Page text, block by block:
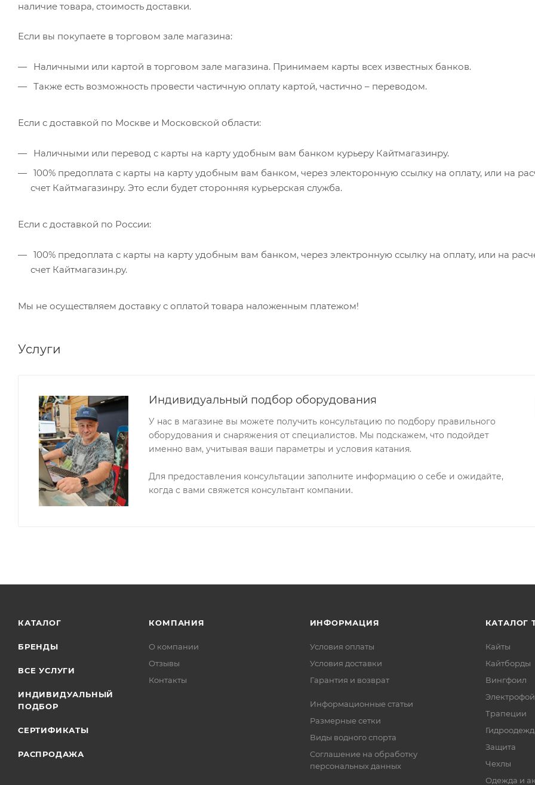
наличие товара, стоимость доставки.
Если вы покупаете в торговом зале магазина:
Наличными или картой в торговом зале магазина. Принимаем карты всех известных банков.
Также есть возможность провести частичную оплату картой, частично – переводом.
Если с доставкой по Москве и Московской области:
Наличными или перевод с карты на карту удобным вам банком курьеру Кайтмагазинру.
100% предоплата с карты на карту удобным вам банком, через электоронную ссылку на оплату, или на
счет Кайтмагазинру. Это если будет сторонняя курьерская служба.
Если с доставкой по России:
100% предоплата с карты на карту удобным вам банком, через электронную ссылку на оплату, или на
счет Кайтмагазин.ру.
Мы не осуществляем доставку с оплатой товара наложенным платежом!
Услуги
Индивидуальный подбор оборудования
У нас в магазине вы можете получить консультацию по подбору правильного
оборудования и снаряжения от специалистов. Мы подскажем, что подойдет
именно вам, учитывая ваши параметры и условия катания.
Для предоставления консультации заполните информацию о себе и ожидайте,
когда с вами свяжется консультант компании.
КАТАЛОГ
БРЕНДЫ
ВСЕ УСЛУГИ
ИНДИВИДУАЛЬНЫЙ
ПОДБОР
СЕРТИФИКАТЫ
РАСПРОДАЖА
КОМПАНИЯ
О компании
Отзывы
Контакты
ИНФОРМАЦИЯ
Условия оплаты
Условия доставки
Гарантия и возврат
Информационные статьи
Размерные сетки
Виды водного спорта
Соглашение на обработку
персональных данных
КАТАЛОГ
Кайты
Кайтборды
Вингфоил
Трапеции
Защита
Чехлы
Одежда и